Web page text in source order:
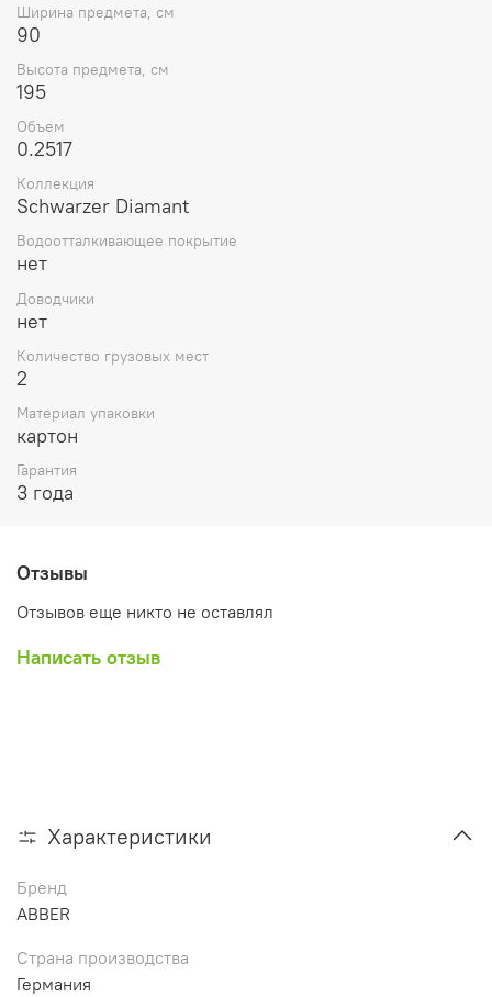
Ширина предмета, см
90
Высота предмета, см
195
Объем
0.2517
Коллекция
Schwarzer Diamant
Водоотталкивающее покрытие
нет
Доводчики
нет
Количество грузовых мест
2
Материал упаковки
картон
Гарантия
3 года
Отзывы
Отзывов еще никто не оставлял
Написать отзыв
Характеристики
Бренд
ABBER
Страна производства
Германия